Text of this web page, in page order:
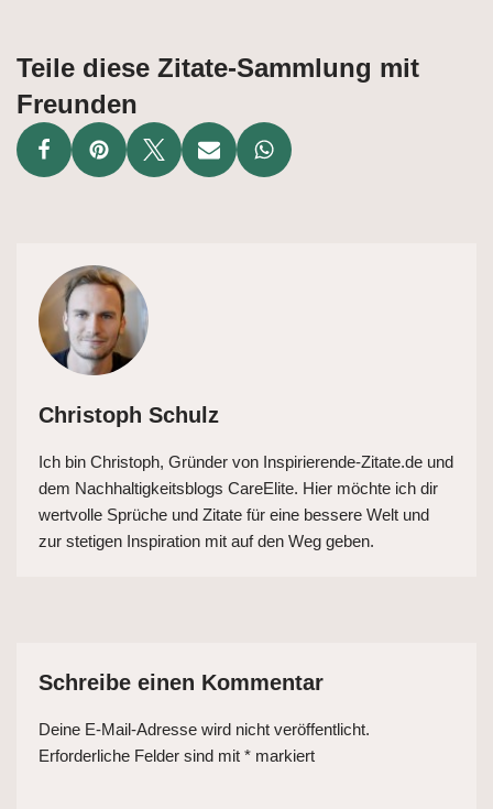
Teile diese Zitate-Sammlung mit
Freunden
Christoph Schulz
Ich bin Christoph, Gründer von Inspirierende-Zitate.de und
dem Nachhaltigkeitsblogs CareElite. Hier möchte ich dir
wertvolle Sprüche und Zitate für eine bessere Welt und
zur stetigen Inspiration mit auf den Weg geben.
Schreibe einen Kommentar
Deine E-Mail-Adresse wird nicht veröffentlicht.
Erforderliche Felder sind mit * markiert